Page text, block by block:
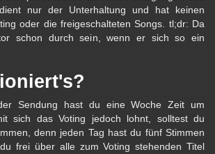
nur der Unterhaltung und hat keinen
oder die freigeschalteten Songs. tl;dr: Da
schon durch sein, wenn er sich so ein
Sendung hast du eine Woche Zeit um
sich das Voting jedoch lohnt, solltest du
denn jeden Tag hast du fünf Stimmen
frei über alle zum Voting stehenden Titel